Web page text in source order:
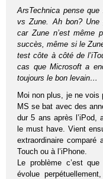
ArsTechnica pense
vs Zune. Ah bon? Une
car Zune n’est même
succès, même si le
test côte à côté de
cas que Microsoft a
toujours le bon levain…
Moi non plus, je ne vois
MS se bat avec des
dur 5 ans après l’iPod,
le must have. Vient
extraordinaire comparé
Touch ou à l’iPhone.
Le problème c’est
évolue